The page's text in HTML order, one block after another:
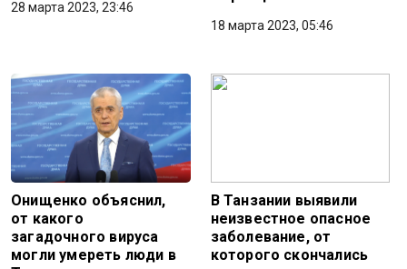
28 марта 2023, 23:46
18 марта 2023, 05:46
Онищенко объяснил,
от какого
загадочного вируса
могли умереть люди в
В Танзании выявили
неизвестное опасное
заболевание, от
которого скончались